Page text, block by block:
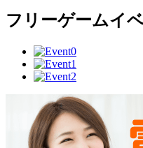
フリーゲームイ